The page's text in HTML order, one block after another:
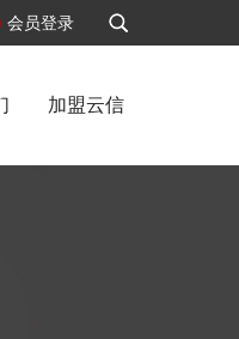
会员登录
加盟云信